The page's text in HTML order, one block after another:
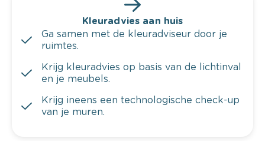
Kleuradvies aan huis
Ga samen met de kleuradviseur door je
ruimtes.
Krijg kleuradvies op basis van de lichtinval
en je meubels.
Krijg ineens een technologische check-up
van je muren.